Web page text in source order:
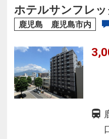
ご満喫くださいませ。
ホテルサンフレ
鹿児島 鹿児島市内